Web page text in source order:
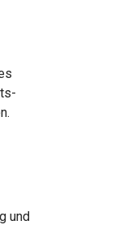
und